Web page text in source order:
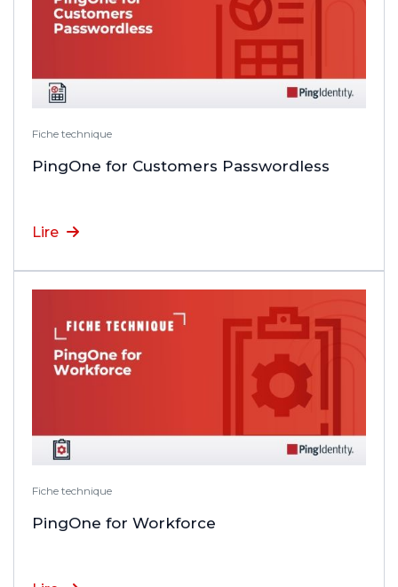
Fiche technique
PingOne for Customers Passwordless
Lire
Fiche technique
PingOne for Workforce